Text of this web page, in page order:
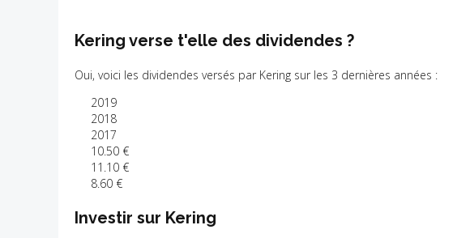
Kering verse t'elle des dividendes ?
Oui, voici les dividendes versés par Kering sur les 3 dernières années :
2019
2018
2017
10.50 €
11.10 €
8.60 €
Investir sur Kering